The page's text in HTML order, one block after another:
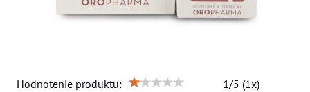
Hodnotenie produktu: 1/5 (1x)